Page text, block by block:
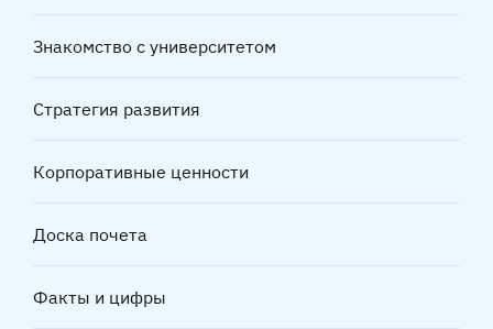
Знакомство с университетом
Стратегия развития
Корпоративные ценности
Доска почета
Факты и цифры